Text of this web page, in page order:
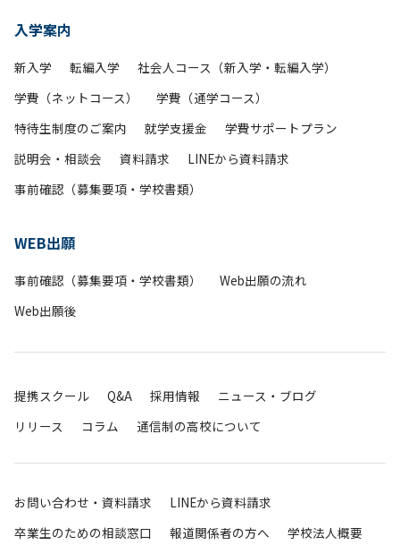
入学案内
新入学 転編入学
社会人コース（新入学・転編入学）
学費（ネットコース）
学費（通学コース）
特待生制度のご案内
就学支援金
学費サポートプラン
説明会・相談会
資料請求
LINEから資料請求
事前確認（募集要項・学校書類）
WEB出願
事前確認（募集要項・学校書類）
Web出願の流れ
Web出願後
提携スクール Q&A 採用情報
ニュース・ブログ
リリース
コラム 通信制の高校について
お問い合わせ・資料請求
LINEから資料請求
卒業生のための相談窓口
報道関係者の方へ 学校法人概要